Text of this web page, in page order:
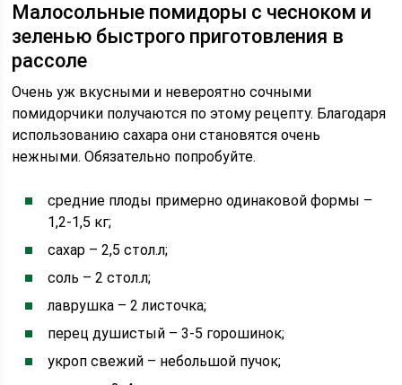
Малосольные помидоры с чесноком и
зеленью быстрого приготовления в
рассоле
Очень уж вкусными и невероятно сочными
помидорчики получаются по этому рецепту. Благодаря
использованию сахара они становятся очень
нежными. Обязательно попробуйте.
средние плоды примерно одинаковой формы –
1,2-1,5 кг;
сахар – 2,5 стол.л;
соль – 2 стол.л;
лаврушка – 2 листочка;
перец душистый – 3-5 горошинок;
укроп свежий – небольшой пучок;